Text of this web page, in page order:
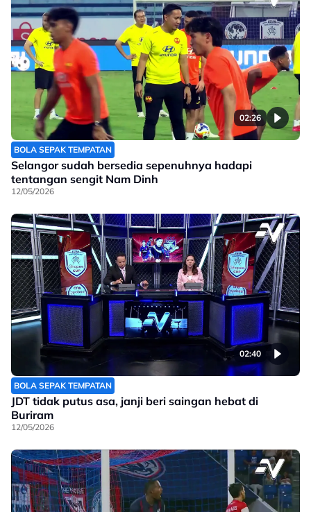
02:26
BOLA SEPAK TEMPATAN
Selangor sudah bersedia sepenuhnya hadapi
tentangan sengit Nam Dinh
12/05/2026
02:40
BOLA SEPAK TEMPATAN
JDT tidak putus asa, janji beri saingan hebat di
Buriram
12/05/2026